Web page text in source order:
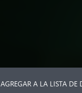
AGREGAR A LA LISTA DE